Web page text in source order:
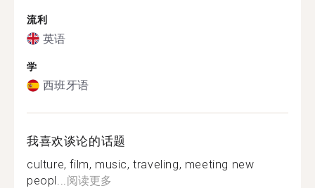
流利
英语
学
西班牙语
我喜欢谈论的话题
culture, film, music, traveling, meeting new
peopl...阅读更多